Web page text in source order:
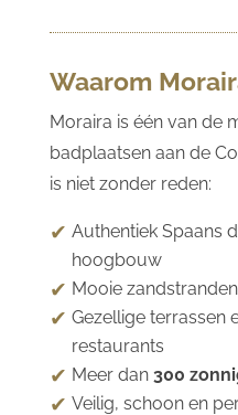
Waarom
Moraira is één van de
badplaatsen aan de
is niet zonder reden:
Authentiek Spaans
hoogbouw
Mooie
Gezellige terrassen
restaurants
Meer dan 300
Veilig, schoon en